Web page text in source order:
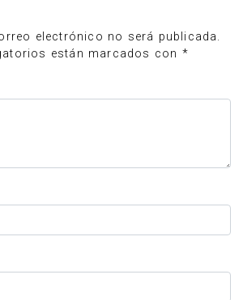
electrónico no será publicada.
están marcados con *